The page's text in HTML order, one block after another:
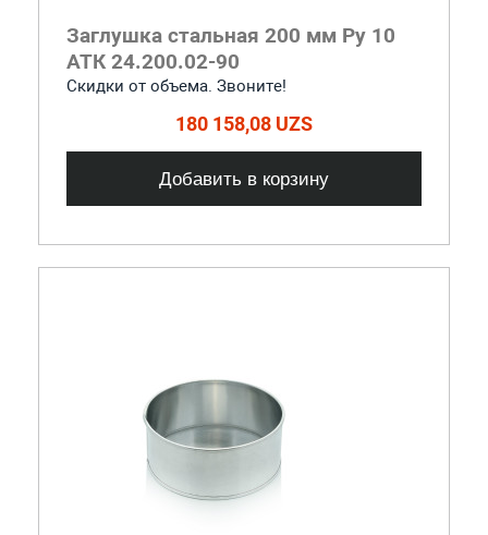
Заглушка стальная 200 мм Ру 10
АТК 24.200.02-90
Скидки от объема. Звоните!
180 158,08 UZS
Добавить в корзину